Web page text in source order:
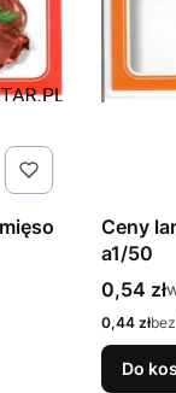
Ceny
a1/50
Cena
0,54 zł
Cena netto
0,44 zł
Do